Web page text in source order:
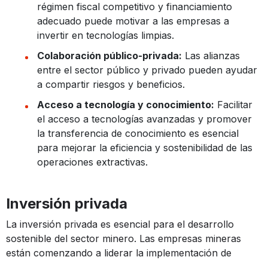
régimen fiscal competitivo y financiamiento
adecuado puede motivar a las empresas a
invertir en tecnologías limpias.
Colaboración público-privada: Las alianzas
entre el sector público y privado pueden ayudar
a compartir riesgos y beneficios.
Acceso a tecnología y conocimiento: Facilitar
el acceso a tecnologías avanzadas y promover
la transferencia de conocimiento es esencial
para mejorar la eficiencia y sostenibilidad de las
operaciones extractivas.
Inversión privada
La inversión privada es esencial para el desarrollo
sostenible del sector minero. Las empresas mineras
están comenzando a liderar la implementación de